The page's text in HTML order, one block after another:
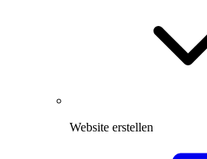
Website erstellen